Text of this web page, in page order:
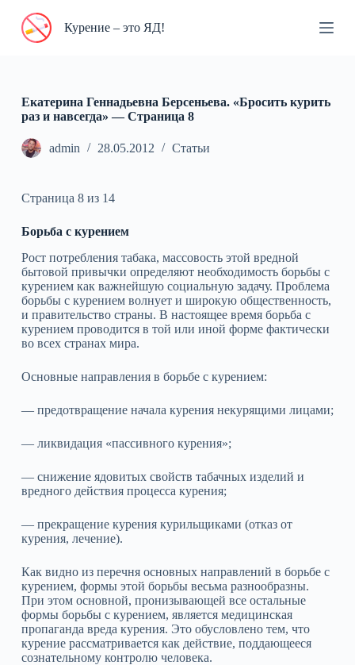
П
и
к
у
Курение – это ЯД!
Екатерина Геннадьевна Берсеньева. «Бросить курить
раз и навсегда» — Cтраница 8
admin 28.05.2012 Статьи
Страница 8 из 14
Борьба с курением
Рост потребления табака, массовость этой вредной
бытовой привычки определяют необходимость борьбы с
курением как важнейшую социальную задачу. Проблема
борьбы с курением волнует и широкую общественность,
и правительство страны. В настоящее время борьба с
курением проводится в той или иной форме фактически
во всех странах мира.
Основные направления в борьбе с курением:
— предотвращение начала курения некурящими лицами;
— ликвидация «пассивного курения»;
— снижение ядовитых свойств табачных изделий и
вредного действия процесса курения;
— прекращение курения курильщиками (отказ от
курения, лечение).
Как видно из перечня основных направлений в борьбе с
курением, формы этой борьбы весьма разнообразны.
При этом основной, пронизывающей все остальные
формы борьбы с курением, является медицинская
пропаганда вреда курения. Это обусловлено тем, что
курение рассматривается как действие, поддающееся
сознательному контролю человека.